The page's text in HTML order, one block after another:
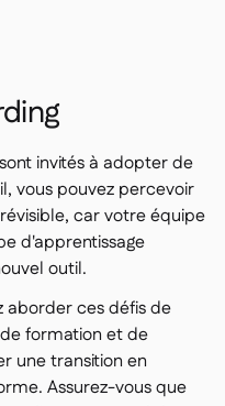
invités à adopter de
vous pouvez percevoir
car votre équipe
d'apprentissage
outil.
aborder ces défis de
formation et de
une transition en
Assurez-vous que